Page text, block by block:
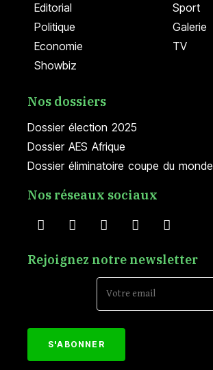
Editorial
Politique
Economie
Showbiz
Sport
Galerie
TV
Dossier élection 2025
Dossier AES Afrique
Dossier éliminatoire coupe du monde
Nos dossiers
Nos réseaux sociaux
Rejoignez notre newsletter